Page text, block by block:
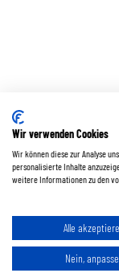
Wir verwenden Cookies
Wir können diese zur Analyse
personalisierte Inhalte
weitere Informationen zu den
Alle
Nein,